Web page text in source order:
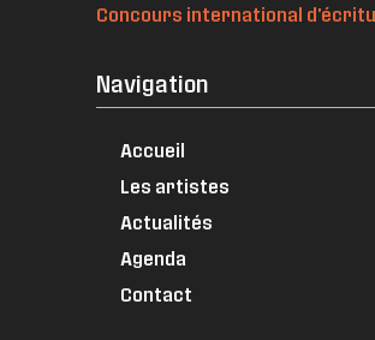
Concours international
Navigation
Accueil
Les artistes
Actualités
Agenda
Contact